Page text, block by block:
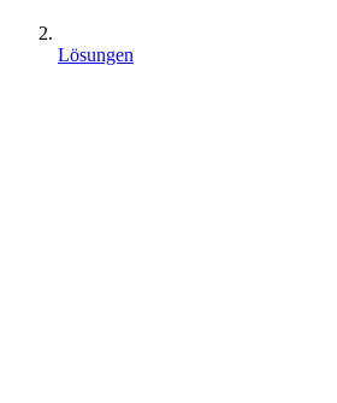
Lösungen